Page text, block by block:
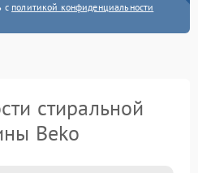
с политикой конфиденциальности
стиральной
Beko